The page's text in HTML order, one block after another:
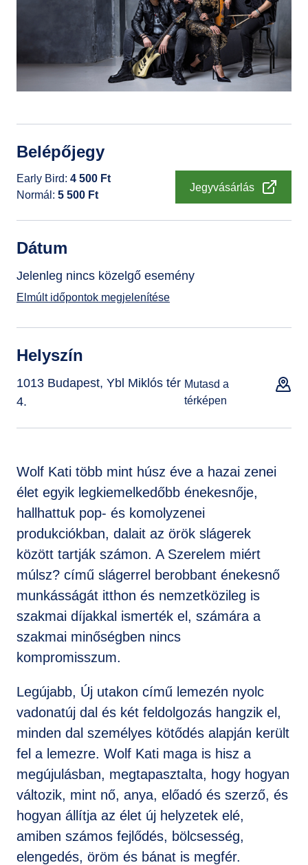
Belépőjegy
Early Bird 4 500 Ft
Normál
5 500 Ft
Jegyvásárlás
Dátum
Jelenleg nincs közelgő esemény
Elmúlt időpontok megjelenítése
Helyszín
1013 Budapest, Ybl Miklós tér
4.
Mutasd a
térképen
Wolf Kati több mint húsz éve a hazai zenei
élet egyik legkiemelkedőbb énekesnője,
hallhattuk pop- és komolyzenei
produkciókban, dalait az örök slágerek
között tartják számon. A Szerelem miért
múlsz? című slágerrel berobbant énekesnő
munkásságát itthon és nemzetközileg is
szakmai díjakkal ismerték el, számára a
szakmai minőségben nincs
kompromisszum.
Legújabb, Új utakon című lemezén nyolc
vadonatúj dal és két feldolgozás hangzik el,
minden dal személyes kötődés alapján került
fel a lemezre. Wolf Kati maga is hisz a
megújulásban, megtapasztalta, hogy hogyan
változik, mint nő, anya, előadó és szerző, és
hogyan állítja az élet új helyzetek elé,
amiben számos fejlődés, bölcsesség,
elengedés, öröm és bánat is megfér.